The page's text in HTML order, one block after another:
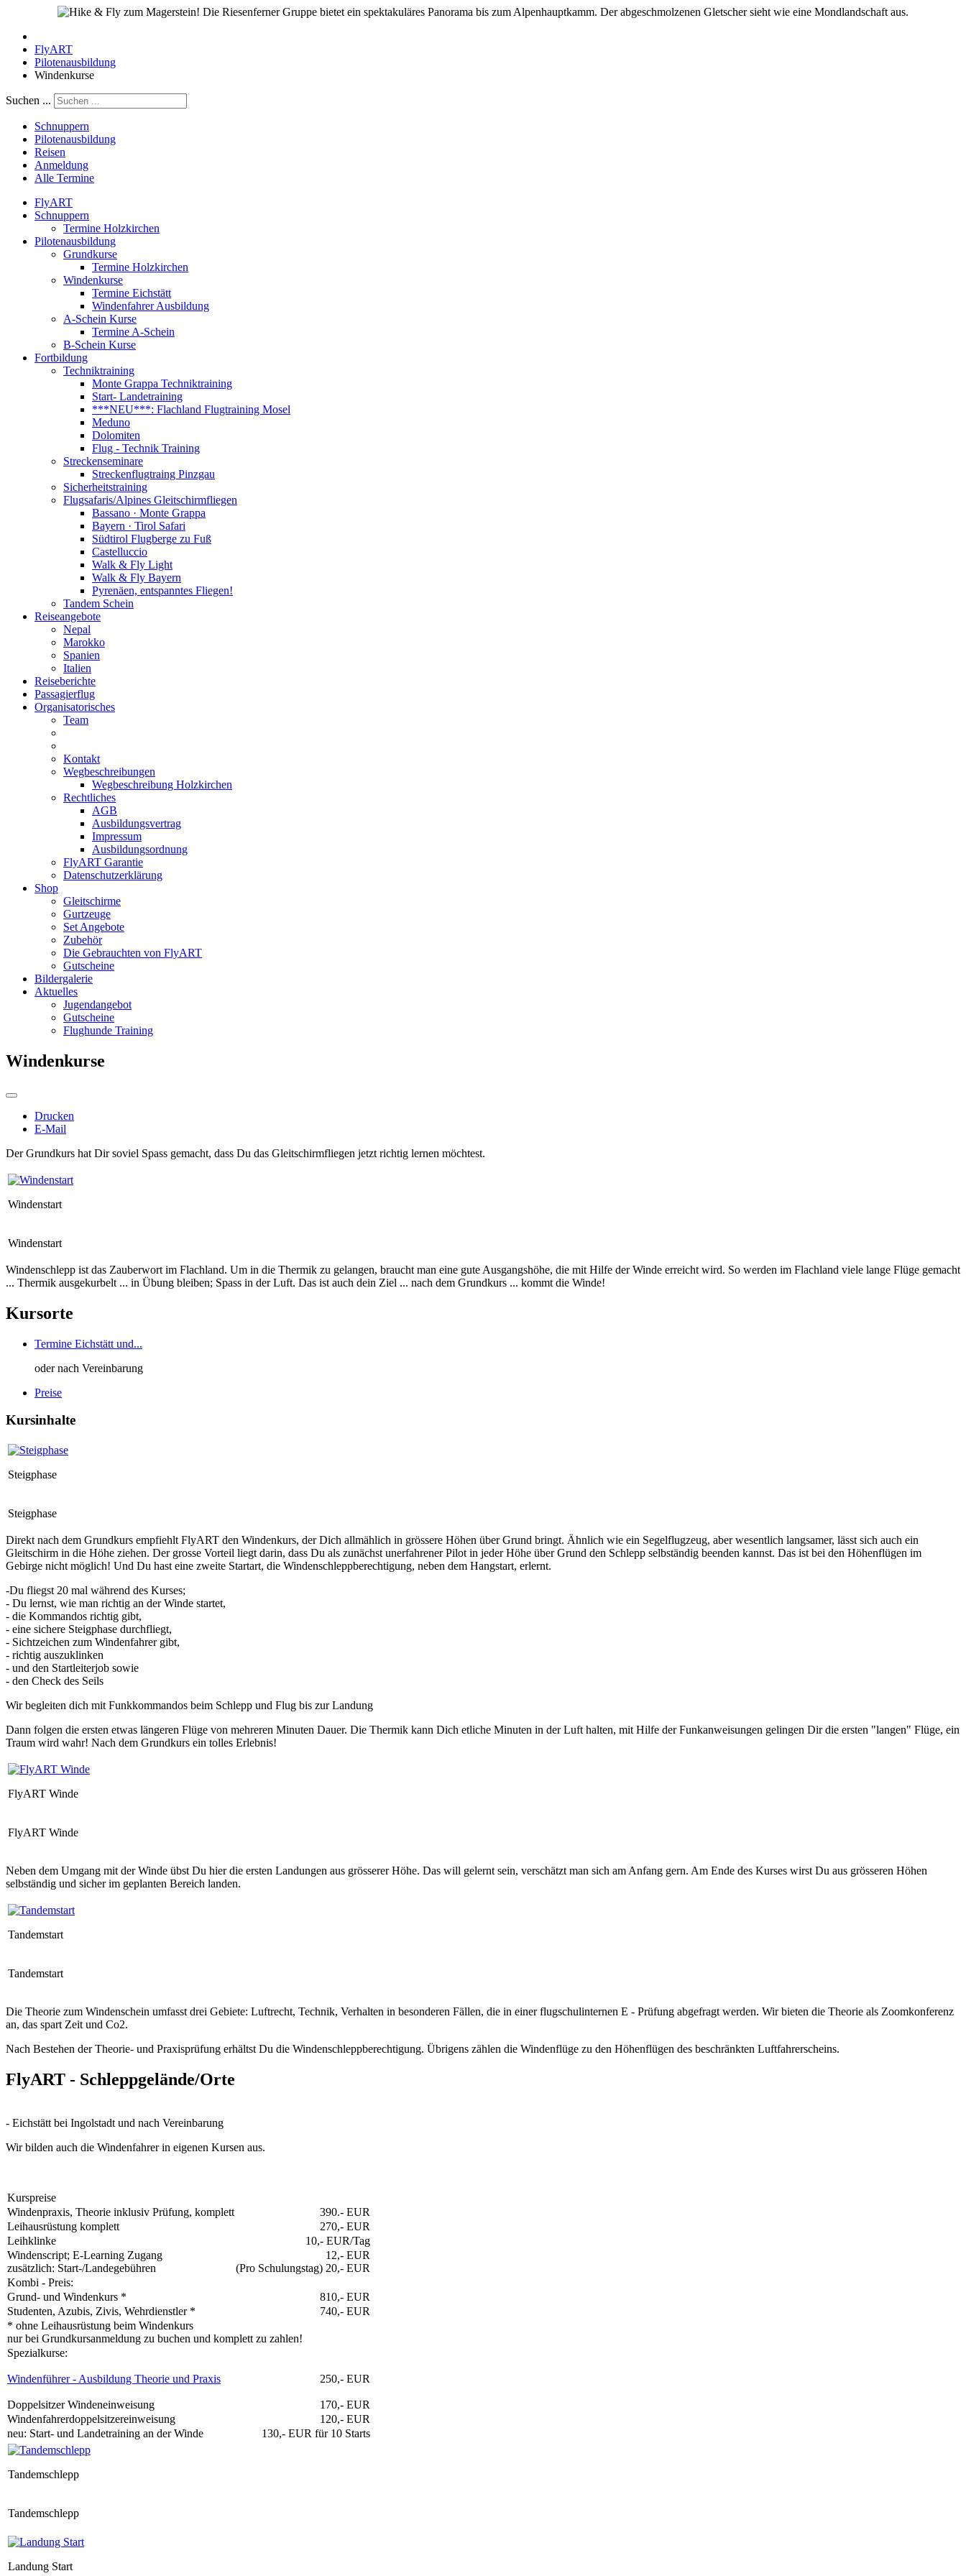
FlyART
Pilotenausbildung
Windenkurse
Suchen ...
Schnuppern
Pilotenausbildung
Reisen
Anmeldung
Alle Termine
FlyART
Schnuppern
Termine Holzkirchen
Pilotenausbildung
Grundkurse
Termine Holzkirchen
Windenkurse
Termine Eichstätt
Windenfahrer Ausbildung
A-Schein Kurse
Termine A-Schein
B-Schein Kurse
Fortbildung
Techniktraining
Monte Grappa Techniktraining
Start- Landetraining
***NEU***: Flachland Flugtraining Mosel
Meduno
Dolomiten
Flug - Technik Training
Streckenseminare
Streckenflugtraing Pinzgau
Sicherheitstraining
Flugsafaris/Alpines Gleitschirmfliegen
Bassano · Monte Grappa
Bayern · Tirol Safari
Südtirol Flugberge zu Fuß
Castelluccio
Walk & Fly Light
Walk & Fly Bayern
Pyrenäen, entspanntes Fliegen!
Tandem Schein
Reiseangebote
Nepal
Marokko
Spanien
Italien
Reiseberichte
Passagierflug
Organisatorisches
Team
Kontakt
Wegbeschreibungen
Wegbeschreibung Holzkirchen
Rechtliches
AGB
Ausbildungsvertrag
Impressum
Ausbildungsordnung
FlyART Garantie
Datenschutzerklärung
Shop
Gleitschirme
Gurtzeuge
Set Angebote
Zubehör
Die Gebrauchten von FlyART
Gutscheine
Bildergalerie
Aktuelles
Jugendangebot
Gutscheine
Flughunde Training
Windenkurse
Drucken
E-Mail
Der Grundkurs hat Dir soviel Spass gemacht, dass Du das Gleitschirmfliegen jetzt richtig lernen möchtest.
Windenstart
Windenstart
Windenschlepp ist das Zauberwort im Flachland. Um in die Thermik zu gelangen, braucht man eine gute Ausgangshöhe, die mit Hilfe der Winde erreicht wird. So werden im Flachland viele lange Flüge gemacht
... Thermik ausgekurbelt ... in Übung bleiben; Spass in der Luft. Das ist auch dein Ziel ... nach dem Grundkurs ... kommt die Winde!
Kursorte
Termine Eichstätt und...
oder nach Vereinbarung
Preise
Kursinhalte
Steigphase
Steigphase
Direkt nach dem Grundkurs empfiehlt FlyART den Windenkurs, der Dich allmählich in grössere Höhen über Grund bringt. Ähnlich wie ein Segelflugzeug, aber wesentlich langsamer, lässt sich auch ein
Gleitschirm in die Höhe ziehen. Der grosse Vorteil liegt darin, dass Du als zunächst unerfahrener Pilot in jeder Höhe über Grund den Schlepp selbständig beenden kannst. Das ist bei den Höhenflügen im
Gebirge nicht möglich! Und Du hast eine zweite Startart, die Windenschleppberechtigung, neben dem Hangstart, erlernt.
-Du fliegst 20 mal während des Kurses;
- Du lernst, wie man richtig an der Winde startet,
- die Kommandos richtig gibt,
- eine sichere Steigphase durchfliegt,
- Sichtzeichen zum Windenfahrer gibt,
- richtig auszuklinken
- und den Startleiterjob sowie
- den Check des Seils
Wir begleiten dich mit Funkkommandos beim Schlepp und Flug bis zur Landung
Dann folgen die ersten etwas längeren Flüge von mehreren Minuten Dauer. Die Thermik kann Dich etliche Minuten in der Luft halten, mit Hilfe der Funkanweisungen gelingen Dir die ersten "langen" Flüge, ein
Traum wird wahr! Nach dem Grundkurs ein tolles Erlebnis!
FlyART Winde
FlyART Winde
Neben dem Umgang mit der Winde übst Du hier die ersten Landungen aus grösserer Höhe. Das will gelernt sein, verschätzt man sich am Anfang gern. Am Ende des Kurses wirst Du aus grösseren Höhen
selbständig und sicher im geplanten Bereich landen.
Tandemstart
Tandemstart
Die Theorie zum Windenschein umfasst drei Gebiete: Luftrecht, Technik, Verhalten in besonderen Fällen, die in einer flugschulinternen E - Prüfung abgefragt werden. Wir bieten die Theorie als Zoomkonferenz
an, das spart Zeit und Co2.
Nach Bestehen der Theorie- und Praxisprüfung erhältst Du die Windenschleppberechtigung. Übrigens zählen die Windenflüge zu den Höhenflügen des beschränkten Luftfahrerscheins.
FlyART - Schleppgelände/Orte
- Eichstätt bei Ingolstadt und nach Vereinbarung
Wir bilden auch die Windenfahrer in eigenen Kursen aus.
Kurspreise
Windenpraxis, Theorie inklusiv Prüfung, komplett
390.- EUR
Leihausrüstung komplett
270,- EUR
Leihklinke
10,- EUR/Tag
Windenscript; E-Learning Zugang
zusätzlich: Start-/Landegebühren
12,- EUR
(Pro Schulungstag) 20,- EUR
Kombi - Preis:
Grund- und Windenkurs *
810,- EUR
Studenten, Azubis, Zivis, Wehrdienstler*
740,- EUR
* ohne Leihausrüstung beim Windenkurs
nurbei Grundkursanmeldung zu buchen und komplett zu zahlen!
Spezialkurse:
Windenführer - Ausbildung Theorie und Praxis 250,- EUR
Doppelsitzer Windeneinweisung
170,- EUR
Windenfahrerdoppelsitzereinweisung
120,- EUR
neu: Start- und Landetraining an der Winde 130,- EUR für 10 Starts
Tandemschlepp
Tandemschlepp
Landung Start